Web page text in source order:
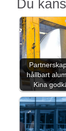
Du
hållbart
Kina